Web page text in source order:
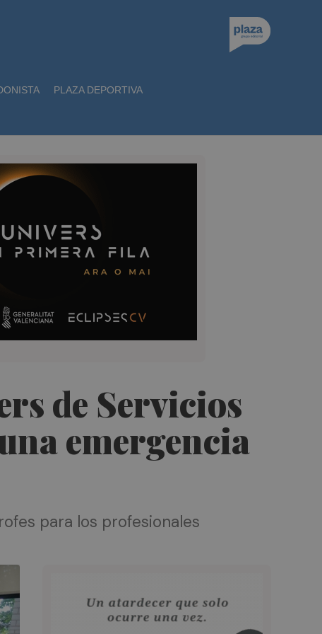
PLAZA DEPORTIVA
de Servicios
emergencia
para los profesionales